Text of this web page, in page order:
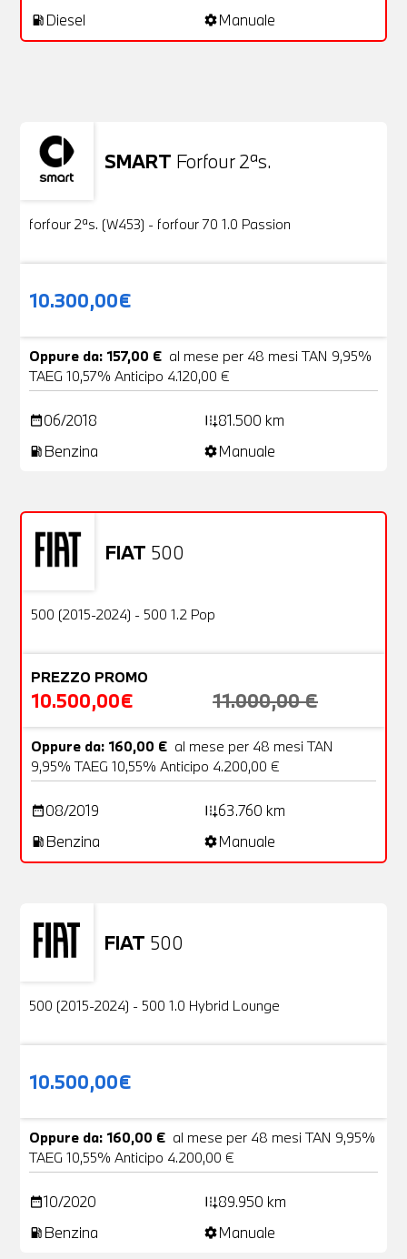
local_gas_station Diesel settingsManuale
Non stai trovando ciò che cerchi?
SMART Forfour 2ªs.
Usato
forfour 2ªs. (W453) - forfour 70 1.0 Passion
10.300,00€
Oppure da: 157,00 € al mese per 48 mesi TAN 9,95%
TAEG 10,57% Anticipo 4.120,00 €
date_range06/2018 add_road81.500 km
local_gas_station Benzina settingsManuale
FIAT 500
OFFERTA
Usato
500 (2015-2024) - 500 1.2 Pop
PREZZO PROMO
10.500,00€ 11.000,00 €
Oppure da: 160,00 € al mese per 48 mesi TAN
9,95% TAEG 10,55% Anticipo 4.200,00 €
date_range08/2019 add_road63.760 km
local_gas_station Benzina settingsManuale
FIAT 500
Usato
500 (2015-2024) - 500 1.0 Hybrid Lounge
10.500,00€
Oppure da: 160,00 € al mese per 48 mesi TAN 9,95%
TAEG 10,55% Anticipo 4.200,00 €
date_range10/2020 add_road89.950 km
local_gas_station Benzina settingsManuale